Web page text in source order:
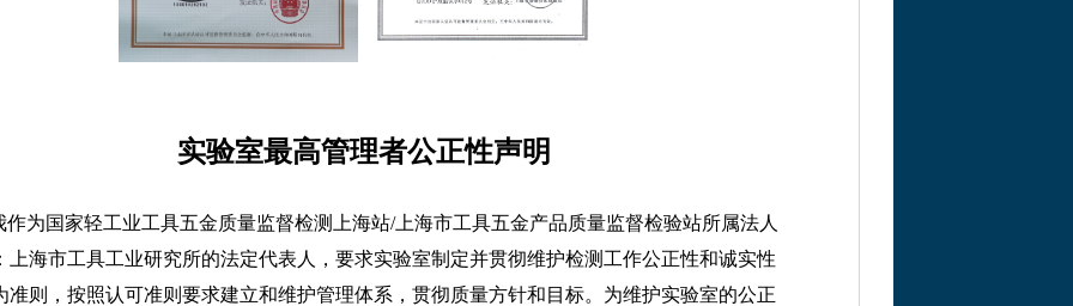
实验室最高管理者公正性声明
国家轻工业工具五金质量监督检测上海站/上海市工具五金产品质量监督检验站所属法人
上海市工具工业研究所的法定代表人，要求实验室制定并贯彻维护检测工作公正性和诚实性
准则，按照认可准则要求建立和维护管理体系，贯彻质量方针和目标。为维护实验室的公正